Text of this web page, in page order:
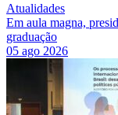
Atualidades
Em aula magna,
graduação
05 ago 2026